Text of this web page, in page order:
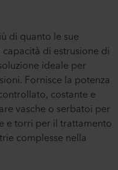
di quanto le sue
di estrusione di
ideale per
Fornisce la potenza
costante e
vasche o serbatoi per
e torri per il trattamento
complesse nella